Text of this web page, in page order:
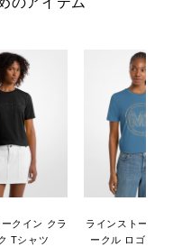
クイン クラ
Tシャツ
ラインストーン MK サ
ークル ロゴ Tシャツ